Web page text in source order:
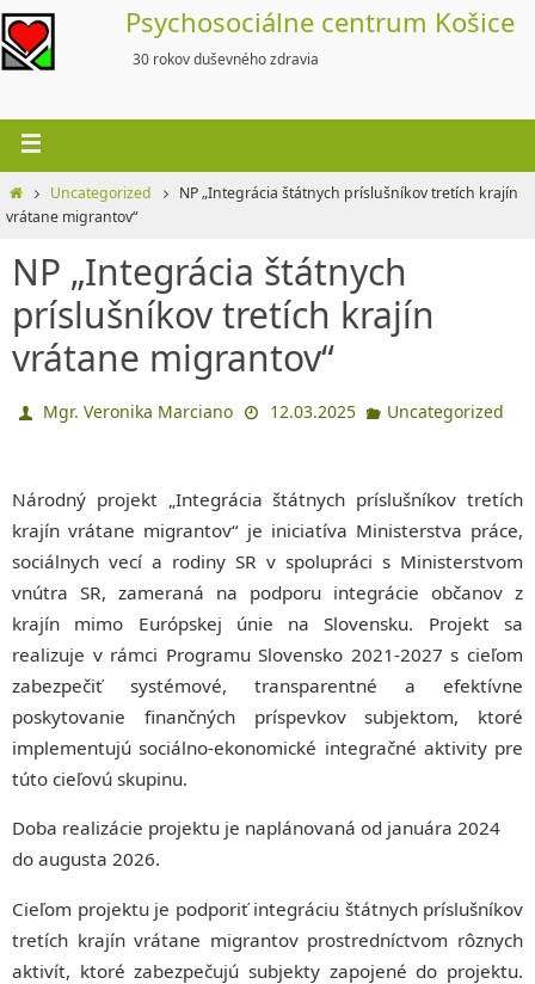
Skip
to
content
Psychosociálne centrum Košice
30 rokov duševného zdravia
HomeUncategorized
NP „Integrácia štátnych príslušníkov tretích krajín
vrátane migrantov“
NP „Integrácia štátnych
príslušníkov tretích krajín
vrátane migrantov“
Mgr. Veronika Marciano 12.03.2025 Uncategorized
Národný projekt „Integrácia štátnych príslušníkov tretích
krajín vrátane migrantov“ je iniciatíva Ministerstva práce,
sociálnych vecí a rodiny SR v spolupráci s Ministerstvom
vnútra SR, zameraná na podporu integrácie občanov z
krajín mimo Európskej únie na Slovensku. Projekt sa
realizuje v rámci Programu Slovensko 2021-2027 s cieľom
zabezpečiť systémové, transparentné a efektívne
poskytovanie finančných príspevkov subjektom, ktoré
implementujú sociálno-ekonomické integračné aktivity pre
túto cieľovú skupinu.
Doba realizácie projektu je naplánovaná od januára 2024
do augusta 2026.
Cieľom projektu je podporiť integráciu štátnych príslušníkov
tretích krajín vrátane migrantov prostredníctvom rôznych
aktivít, ktoré zabezpečujú subjekty zapojené do projektu.